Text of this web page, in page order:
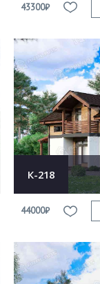
43300₽
К-218
44000₽